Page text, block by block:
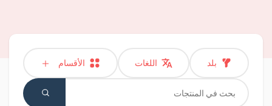
اكتشف المجموعات
اللغات الأقسام